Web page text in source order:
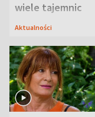
wiele tajemnic
Aktualności